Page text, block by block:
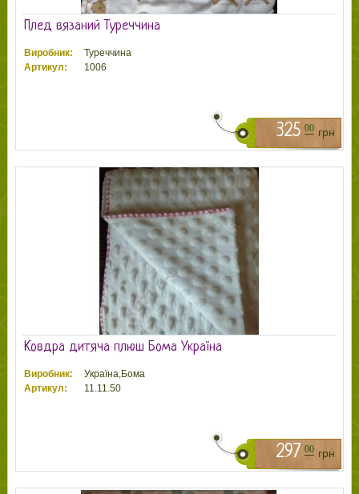
Плед вязаний Туреччина
Виробник:
Туреччина
Артикул:
1006
325 00 грн
Ковдра дитяча плюш Бома Україна
Виробник:
Україна,Бома
Артикул:
11.11.50
297 00 грн